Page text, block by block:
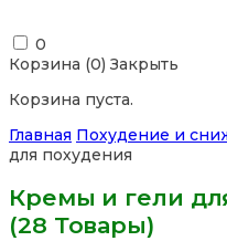
0
Корзина (0) Закрыть
Корзина пуста.
Главная Похудение и
для похудения
Кремы и гели
(28 Товары)